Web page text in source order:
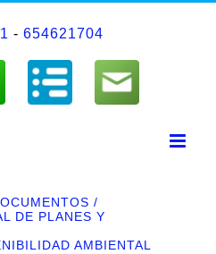
- 654621704
DE PLANES Y
AMBIENTAL